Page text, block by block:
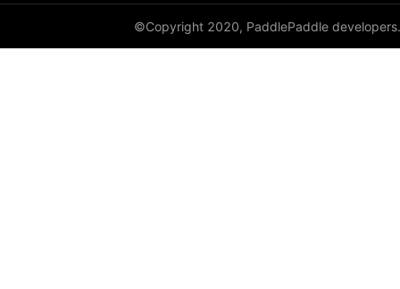
©Copyright 2020, PaddlePaddle developers.